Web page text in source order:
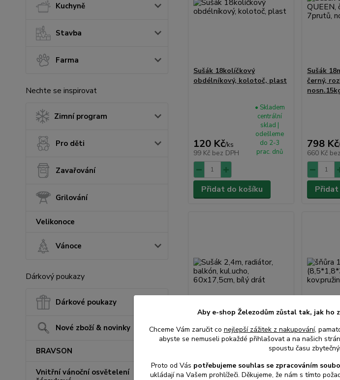
Kuchyně
Stavba
Farma
Nechte se inspirovat
Zimní program
Pro děti
Zavařování
Grilování
Velikonoce
Vánoce
Dárkový poukazy
Dárkové poukazy
Nové zboží & novinky
BRAVSON
Vnitřní vánoční osvětelení
Sušák 18kolíčkový
obdélníkový, kolotoč, plast
120 Kč/ks
99 Kč bez DPH
• Skladem
centrální
sklad |
odešleme
do 2-3
prac. dnů
Přidat do košíku
Sušák
černý,
798 Kč/
660 Kč
Přidat
Sušák 2,4m, radiátor,
balkón, kul.ucho,
• Skladem
šňůra
Aby e-shop Železodům zůstal tak, jak ho
Chceme Vám zaručit co nejlepší zážitek z nakupování,
abyste se nemuseli pokaždé přihlašovat a na našich
spoustu času
Proto od Vás potřebujeme souhlas se zpracováním
ukládají na Vašem prohlížeči. Děkujeme, že nám s tímto